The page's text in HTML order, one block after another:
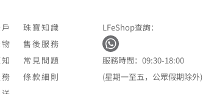
珠寶知識
售後服務
常見問題
條款細則
LFeShop查詢：
服務時間：09:30-18:00
(星期一至五，公眾假期除外)